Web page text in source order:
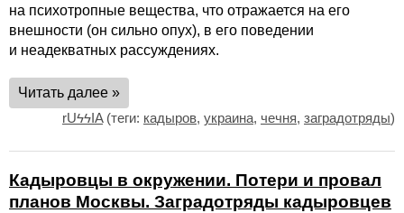
на психотропные вещества, что отражается на его
внешности (он сильно опух), в его поведении
и неадекватных рассуждениях.
Читать далее »
rUϟϟIA(теги: кадыров, украина, чечня, заградотряды)
Кадыровцы в окружении. Потери и провал
планов Москвы. Заградотряды кадыровцев